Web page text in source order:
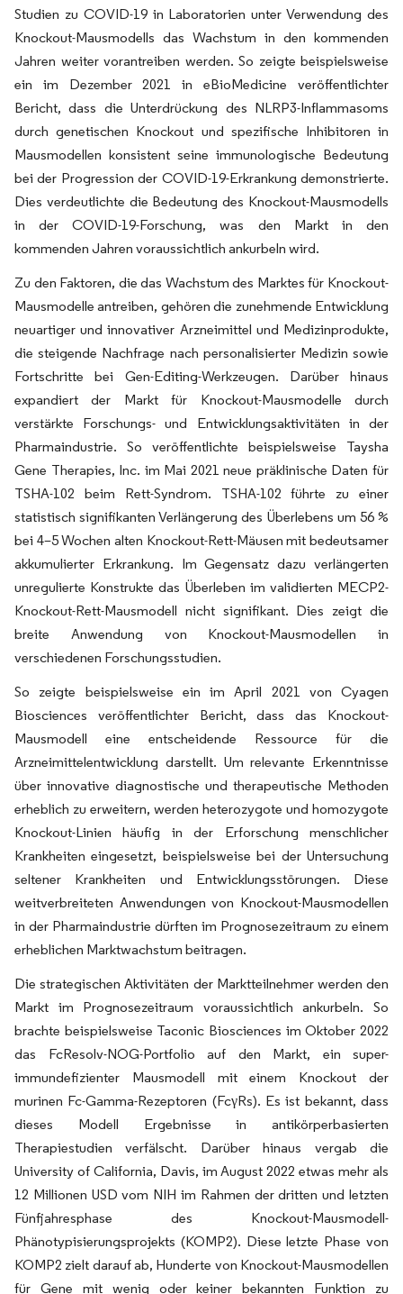
Studien zu COVID-19 in Laboratorien unter Verwendung des
Knockout-Mausmodells das Wachstum in den kommenden
Jahren weiter vorantreiben werden. So zeigte beispielsweise
ein im Dezember 2021 in eBioMedicine veröffentlichter
Bericht, dass die Unterdrückung des NLRP3-Inflammasoms
durch genetischen Knockout und spezifische Inhibitoren in
Mausmodellen konsistent seine immunologische Bedeutung
bei der Progression der COVID-19-Erkrankung demonstrierte.
Dies verdeutlichte die Bedeutung des Knockout-Mausmodells
in der COVID-19-Forschung, was den Markt in den
kommenden Jahren voraussichtlich ankurbeln wird.
Zu den Faktoren, die das Wachstum des Marktes für Knockout-
Mausmodelle antreiben, gehören die zunehmende Entwicklung
neuartiger und innovativer Arzneimittel und Medizinprodukte,
die steigende Nachfrage nach personalisierter Medizin sowie
Fortschritte bei Gen-Editing-Werkzeugen. Darüber hinaus
expandiert der Markt für Knockout-Mausmodelle durch
verstärkte Forschungs- und Entwicklungsaktivitäten in der
Pharmaindustrie. So veröffentlichte beispielsweise Taysha
Gene Therapies, Inc. im Mai 2021 neue präklinische Daten für
TSHA-102 beim Rett-Syndrom. TSHA-102 führte zu einer
statistisch signifikanten Verlängerung des Überlebens um 56 %
bei 4–5 Wochen alten Knockout-Rett-Mäusen mit bedeutsamer
akkumulierter Erkrankung. Im Gegensatz dazu verlängerten
unregulierte Konstrukte das Überleben im validierten MECP2-
Knockout-Rett-Mausmodell nicht signifikant. Dies zeigt die
breite Anwendung von Knockout-Mausmodellen in
verschiedenen Forschungsstudien.
So zeigte beispielsweise ein im April 2021 von Cyagen
Biosciences veröffentlichter Bericht, dass das Knockout-
Mausmodell eine entscheidende Ressource für die
Arzneimittelentwicklung darstellt. Um relevante Erkenntnisse
über innovative diagnostische und therapeutische Methoden
erheblich zu erweitern, werden heterozygote und homozygote
Knockout-Linien häufig in der Erforschung menschlicher
Krankheiten eingesetzt, beispielsweise bei der Untersuchung
seltener Krankheiten und Entwicklungsstörungen. Diese
weitverbreiteten Anwendungen von Knockout-Mausmodellen
in der Pharmaindustrie dürften im Prognosezeitraum zu einem
erheblichen Marktwachstum beitragen.
Die strategischen Aktivitäten der Marktteilnehmer werden den
Markt im Prognosezeitraum voraussichtlich ankurbeln. So
brachte beispielsweise Taconic Biosciences im Oktober 2022
das FcResolv-NOG-Portfolio auf den Markt, ein super-
immundefizienter Mausmodell mit einem Knockout der
murinen Fc-Gamma-Rezeptoren (FcγRs). Es ist bekannt, dass
dieses Modell Ergebnisse in antikörperbasierten
Therapiestudien verfälscht. Darüber hinaus vergab die
University of California, Davis, im August 2022 etwas mehr als
12 Millionen USD vom NIH im Rahmen der dritten und letzten
Fünfjahresphase des Knockout-Mausmodell-
Phänotypisierungsprojekts (KOMP2). Diese letzte Phase von
KOMP2 zielt darauf ab, Hunderte von Knockout-Mausmodellen
für Gene mit wenig oder keiner bekannten Funktion zu